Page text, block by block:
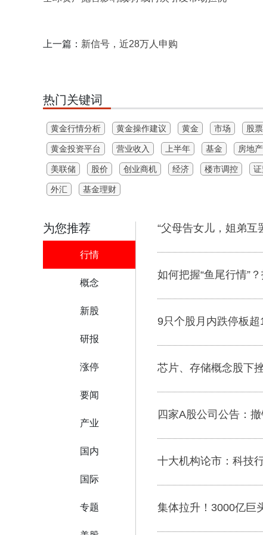
上一篇： 新信号，近28万人申购
热门关键词
黄金行情分析 黄金操作建议 黄金 市场 股
黄金投资平台 营业收入 上半年 基金 房地产
美联储 股价 创业商机 经济 楼市调控
外汇 基金理财
为您推荐
行情
概念
新股
研报
涨停
要闻
产业
国内
国际
专题
“父母告女儿，姐弟互
如何把握“鱼尾行情”
9只个股月内跌停板超
芯片、存储概念股下
四家A股公司公告：
十大机构论市：科技
集体拉升！3000亿巨